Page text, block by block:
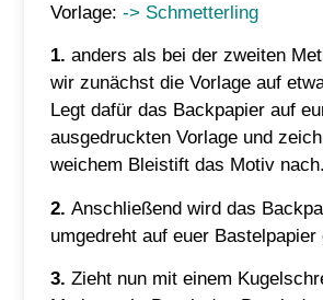
Vorlage:-> Schmetterling
1. anders als bei der zweiten
wir zunächst die Vorlage auf
Legt dafür das Backpapier auf
ausgedruckten Vorlage und
weichem Bleistift das Motiv nach.
2. Anschließend wird das
umgedreht auf euer Bastelpapier
3. Zieht nun mit einem